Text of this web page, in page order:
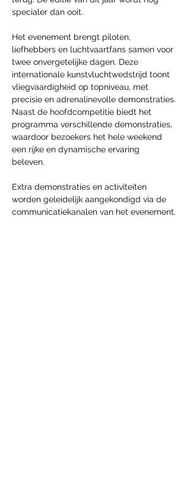
specialer dan ooit.
Het evenement brengt piloten,
liefhebbers en luchtvaartfans samen voor
twee onvergetelijke dagen. Deze
internationale kunstvluchtwedstrijd toont
vliegvaardigheid op topniveau, met
precisie en adrenalinevolle demonstraties.
Naast de hoofdcompetitie biedt het
programma verschillende demonstraties,
waardoor bezoekers het hele weekend
een rijke en dynamische ervaring
beleven.
Extra demonstraties en activiteiten
worden geleidelijk aangekondigd via de
communicatiekanalen van het evenement.